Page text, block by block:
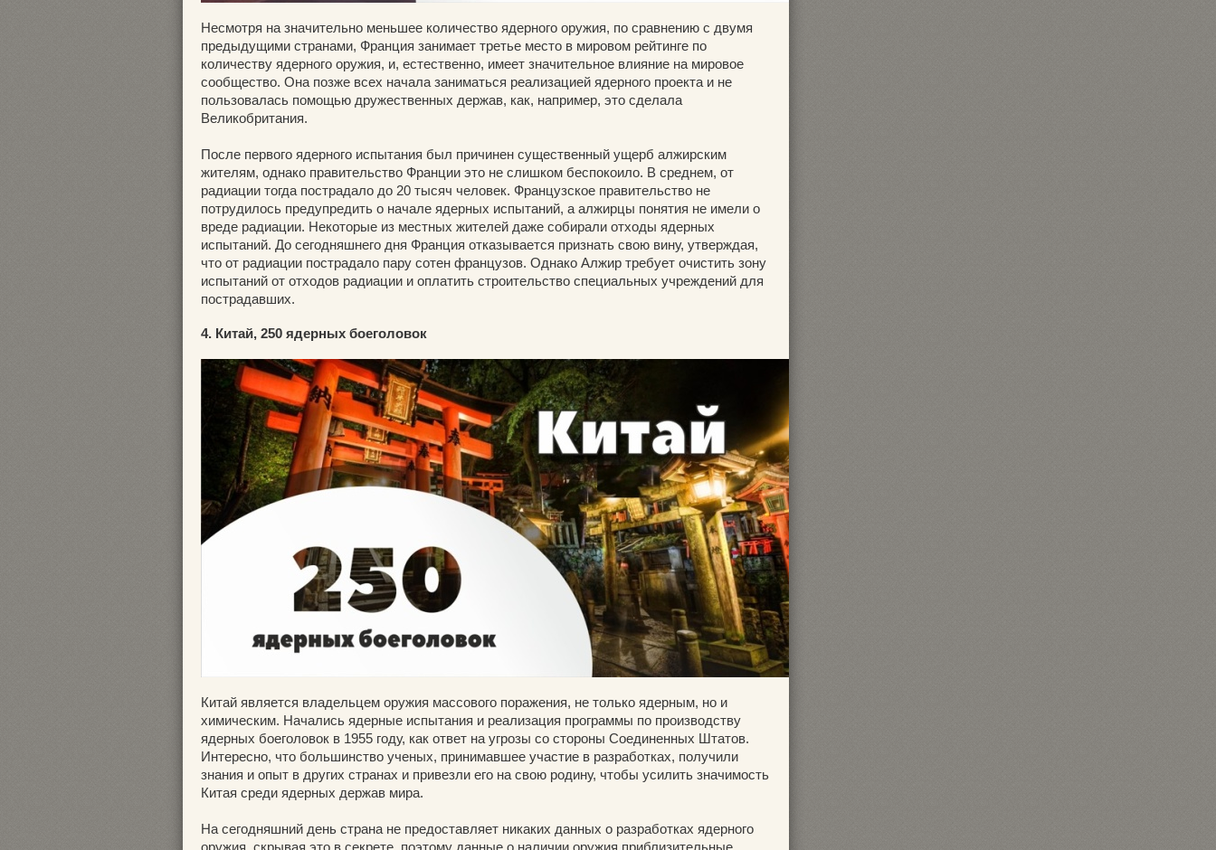
Несмотря на значительно меньшее количество ядерного оружия, по сравнению с двумя
предыдущими странами, Франция занимает третье место в мировом рейтинге по
количеству ядерного оружия, и, естественно, имеет значительное влияние на мировое
сообщество. Она позже всех начала заниматься реализацией ядерного проекта и не
пользовалась помощью дружественных держав, как, например, это сделала
Великобритания.
После первого ядерного испытания был причинен существенный ущерб алжирским
жителям, однако правительство Франции это не слишком беспокоило. В среднем, от
радиации тогда пострадало до 20 тысяч человек. Французское правительство не
потрудилось предупредить о начале ядерных испытаний, а алжирцы понятия не имели о
вреде радиации. Некоторые из местных жителей даже собирали отходы ядерных
испытаний. До сегодняшнего дня Франция отказывается признать свою вину, утверждая,
что от радиации пострадало пару сотен французов. Однако Алжир требует очистить зону
испытаний от отходов радиации и оплатить строительство специальных учреждений для
пострадавших.
4. Китай, 250 ядерных боеголовок
Китай является владельцем оружия массового поражения, не только ядерным, но и
химическим. Начались ядерные испытания и реализация программы по производству
ядерных боеголовок в 1955 году, как ответ на угрозы со стороны Соединенных Штатов.
Интересно, что большинство ученых, принимавшее участие в разработках, получили
знания и опыт в других странах и привезли его на свою родину, чтобы усилить значимость
Китая среди ядерных держав мира.
На сегодняшний день страна не предоставляет никаких данных о разработках ядерного
оружия, скрывая это в секрете, поэтому данные о наличии оружия приблизительные.